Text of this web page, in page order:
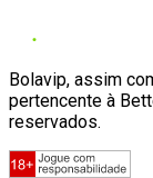
Bolavip, assim
pertencente à
reservados.